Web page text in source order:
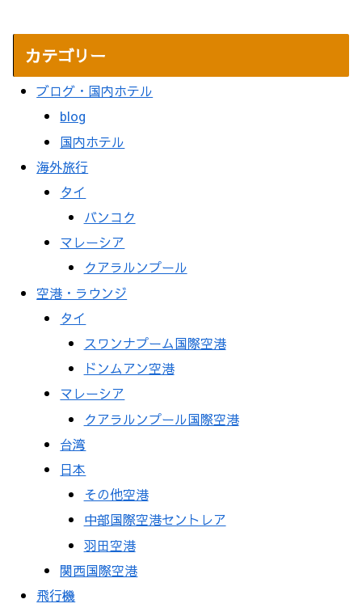
カテゴリー
ブログ・国内ホテル
blog
国内ホテル
海外旅行
タイ
バンコク
マレーシア
クアラルンプール
空港・ラウンジ
タイ
スワンナプーム国際空港
ドンムアン空港
マレーシア
クアラルンプール国際空港
台湾
日本
その他空港
中部国際空港セントレア
羽田空港
関西国際空港
飛行機